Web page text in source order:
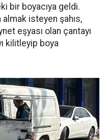
bir boyacıya geldi.
isteyen şahıs,
eşyası olan çantayı
kilitleyip boya